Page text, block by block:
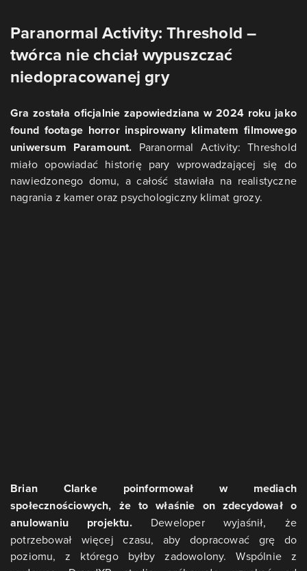
Paranormal Activity: Threshold –
twórca nie chciał wypuszczać
niedopracowanej gry
Gra została oficjalnie zapowiedziana w 2024 roku jako
found footage horror inspirowany klimatem filmowego
uniwersum Paramount. Paranormal Activity: Threshold
miało opowiadać historię pary wprowadzającej się do
nawiedzonego domu, a całość stawiała na realistyczne
nagrania z kamer oraz psychologiczny klimat grozy.
Brian Clarke poinformował w mediach
społecznościowych, że to właśnie on zdecydował o
anulowaniu projektu.Deweloper wyjaśnił, że
potrzebował więcej czasu, aby dopracować grę do
poziomu, z którego byłby zadowolony. Wspólnie z